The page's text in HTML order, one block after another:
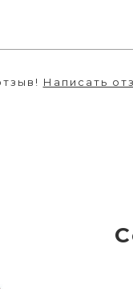
Написать